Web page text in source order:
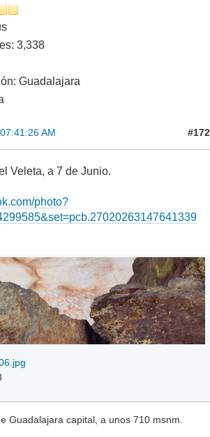
3,338
Guadalajara
AM #172
Veleta, a 7 de Junio.
photo?
Guadalajara capital, a unos 710 msnm.